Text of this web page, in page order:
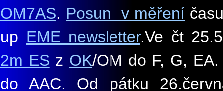
OM7AS. Posun v měření
up EME newsletter.Ve čt
2m ES z OK/OM do F, G,
do AAC. Od pátku